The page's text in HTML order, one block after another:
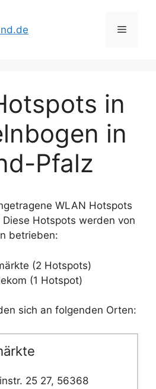
Menü
in
in
Pfalz
WLAN Hotspots
Hotspots werden von
betrieben:
(2 Hotspots)
(1 Hotspot)
sich an folgenden Orten:
25 27, 56368